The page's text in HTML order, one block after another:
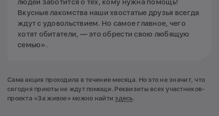
людей заботится о тех, кому нужна помощь!
Вкусные лакомства наши хвостатые друзья всегда
ждут с удовольствием. Но самое главное, чего
хотят обитатели, — это обрести свою любящую
семью».
Сама акция проходила в течение месяца. Но это не значит, что
сегодня приюты не ждут помощи. Реквизиты всех участников-
проекта «За живое» можно найтиздесь.